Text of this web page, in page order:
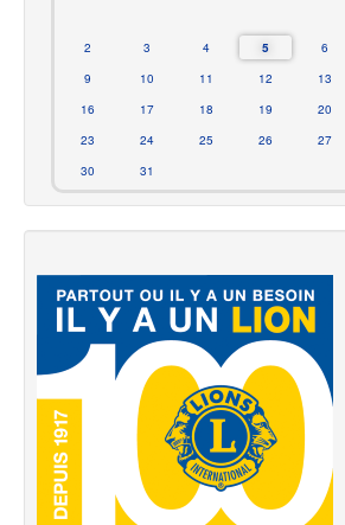
2
3 4 5 6
9
10 11 12 13
16
17 18 19 20
23
24 25 26 27
30
31